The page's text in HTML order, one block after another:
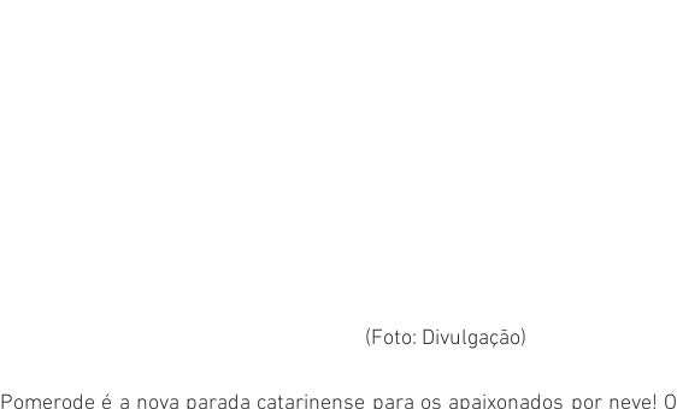
(Foto: Divulgação)
Pomerode é a nova parada catarinense para os apaixonados por neve! O